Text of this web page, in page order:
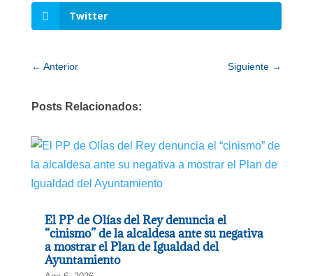
Twitter
← Anterior Siguiente →
Posts Relacionados:
El PP de Olías del Rey denuncia el
“cinismo” de la alcaldesa ante su negativa
a mostrar el Plan de Igualdad del
Ayuntamiento